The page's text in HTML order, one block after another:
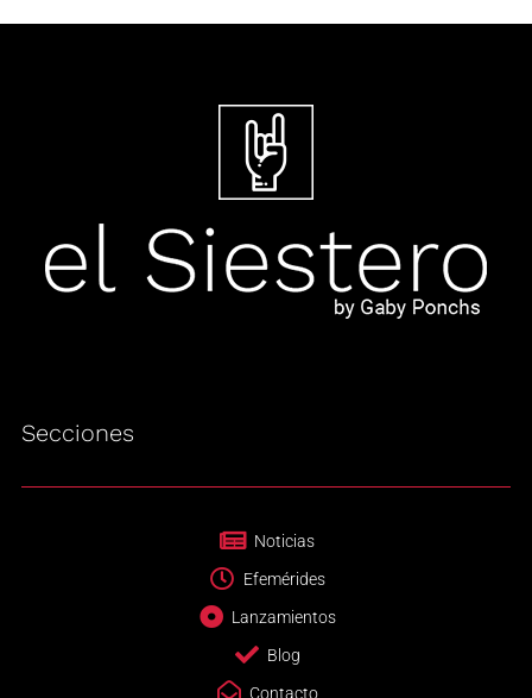
Secciones
Noticias
Efemérides
Lanzamientos
Blog
Contacto